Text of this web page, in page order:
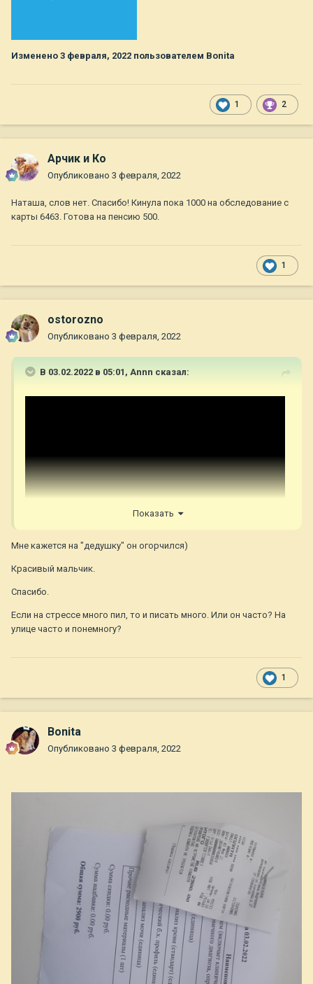
Изменено 3 февраля, 2022 пользователем Bonita
1 2
Арчик и Ко
Опубликовано 3 февраля, 2022
Наташа, слов нет. Спасибо! Кинула пока 1000 на обследование с
карты 6463. Готова на пенсию 500.
1
ostorozno
Опубликовано 3 февраля, 2022
В 03.02.2022 в 05:01, Annn сказал:
Показать
Мне кажется на "дедушку" он огорчился)
Красивый мальчик.
Спасибо.
Если на стрессе много пил, то и писать много. Или он часто? На
улице часто и понемногу?
1
Bonita
Опубликовано 3 февраля, 2022